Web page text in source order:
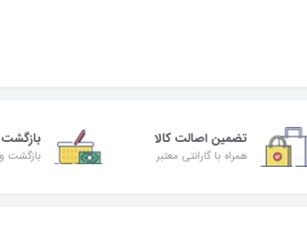
تضمین اصالت کالا
همراه با گارانتی معتبر بازگشت